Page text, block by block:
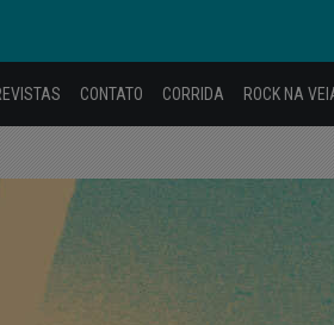
CONTATO CORRIDA ROCK NA